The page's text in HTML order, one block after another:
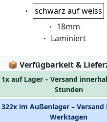
Eigenschaft:
schwarz auf weiss
Eigenschaft:
18mm
Eigenschaft:
Laminiert
📦 Lagerstatus:
Verfügbarkeit &
1x auf Lager – Versand
Stunden
322x im Außenlager – Versand
Werktagen